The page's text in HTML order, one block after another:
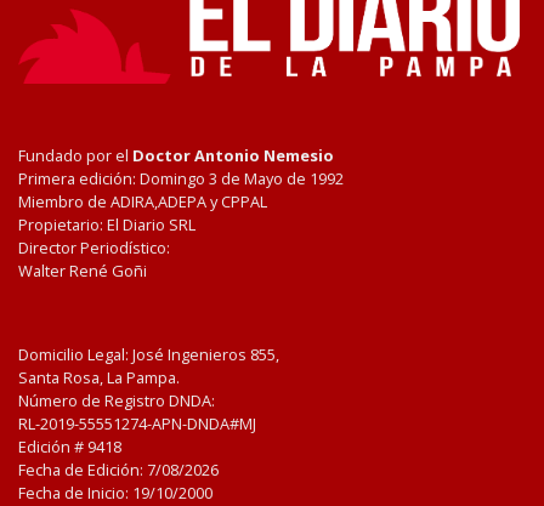
Fundado por el Doctor Antonio Nemesio
Primera edición: Domingo 3 de Mayo de 1992
Miembro de ADIRA,ADEPA y CPPAL
Propietario: El Diario SRL
Director Periodístico:
Walter René Goñi
Domicilio Legal: José Ingenieros 855,
Santa Rosa, La Pampa.
Número de Registro DNDA:
RL-2019-55551274-APN-DNDA#MJ
Edición # 9418
Fecha de Edición: 7/08/2026
Fecha de Inicio: 19/10/2000